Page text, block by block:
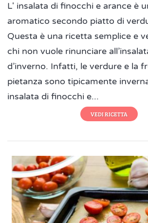
L' insalata di finocchi e arance è
aromatico secondo piatto di
Questa è una ricetta semplice e
chi non vuole rinunciare
d’inverno. Infatti, le verdure e la
pietanza sono tipicamente
insalata di finocchi e...
VEDI RICETTA